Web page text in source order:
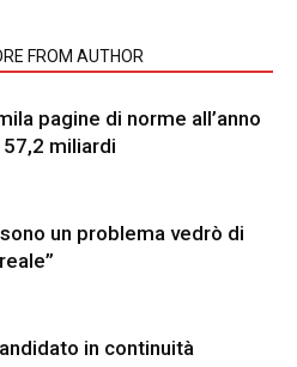
FROM AUTHOR
pagine di norme all’anno
57,2 miliardi
un problema vedrò di
in continuità